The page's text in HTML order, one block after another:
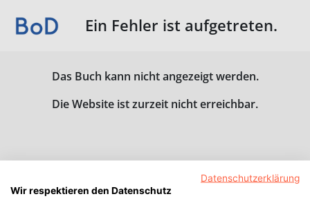
Ein Fehler ist aufgetreten.
Das Buch kann nicht angezeigt werden.
Die Website ist zurzeit nicht erreichbar.
Datenschutzerklärung
Wir respektieren den Datenschutz